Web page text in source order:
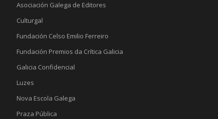
Asociación Galega de Editores
Culturgal
Fundación Celso Emilio Ferreiro
Fundación Premios da Crítica Galicia
Galicia Confidencial
Luzes
Nova Escola Galega
Praza Pública